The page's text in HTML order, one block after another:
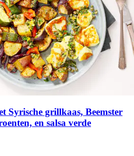
Syrische grillkaas, Beemster
en salsa verde